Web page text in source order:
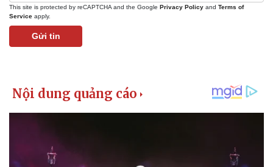
This site is protected by reCAPTCHA and the Google Privacy Policy and Terms of
Service apply.
Gửi tin